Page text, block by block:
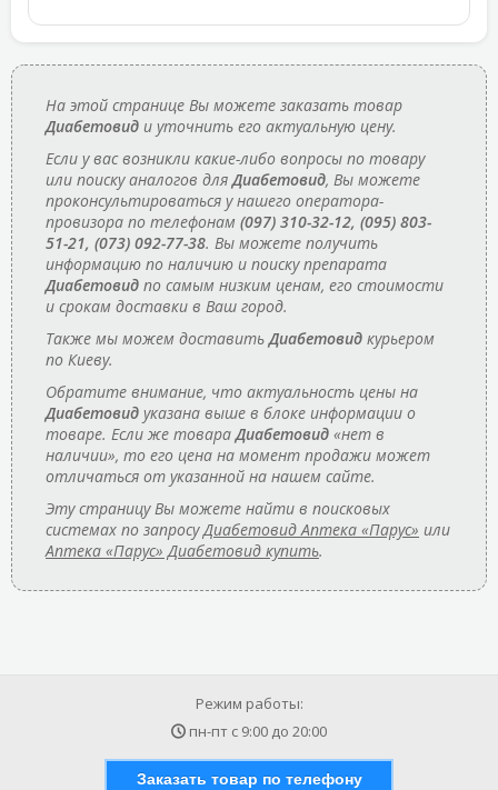
На этой странице Вы можете заказать товар
Диабетовид и уточнить его актуальную цену.
Если у вас возникли какие-либо вопросы по товару
или поиску аналогов дляДиабетовид, Вы можете
проконсультироваться у нашего оператора-
провизора по телефонам (097) 310-32-12, (095) 803-
51-21, (073) 092-77-38. Вы можете получить
информацию по наличию и поиску препарата
Диабетовид по самым низким ценам, его стоимости
и срокам доставки в Ваш город.
Также мы можем доставитьДиабетовид курьером
по Киеву.
Обратите внимание, что актуальность цены на
Диабетовид указана выше в блоке информации о
товаре. Если же товараДиабетовид «нет в
наличии», то его цена на момент продажи может
отличаться от указанной на нашем сайте.
Эту страницу Вы можете найти в поисковых
системах по запросуДиабетовид Аптека «Парус» или
Аптека «Парус» Диабетовид купить.
Режим работы:
пн-пт с 9:00 до 20:00
Заказать товар по телефону